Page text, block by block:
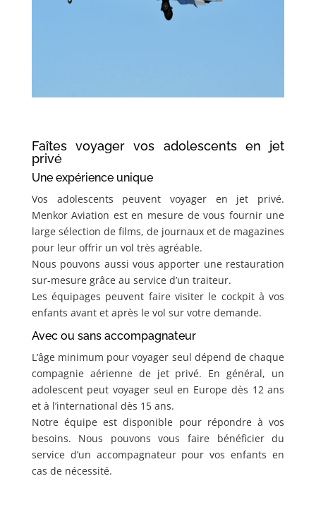
Faîtes voyager vos adolescents en jet
privé
Une expérience unique
Vos adolescents peuvent voyager en jet privé.
Menkor Aviation est en mesure de vous fournir une
large sélection de films, de journaux et de magazines
pour leur offrir un vol très agréable.
Nous pouvons aussi vous apporter une restauration
sur-mesure grâce au service d’un traiteur.
Les équipages peuvent faire visiter le cockpit à vos
enfants avant et après le vol sur votre demande.
Avec ou sans accompagnateur
L’âge minimum pour voyager seul dépend de chaque
compagnie aérienne de jet privé. En général, un
adolescent peut voyager seul en Europe dès 12 ans
et à l’international dès 15 ans.
Notre équipe est disponible pour répondre à vos
besoins. Nous pouvons vous faire bénéficier du
service d’un accompagnateur pour vos enfants en
cas de nécessité.